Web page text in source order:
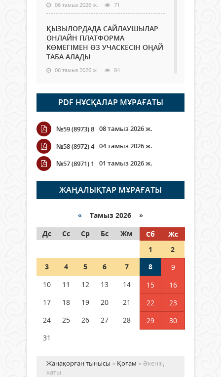
06 тамыз 2026 ж. 71
ҚЫЗЫЛОРДАДА САЙЛАУШЫЛАР
ОНЛАЙН ПЛАТФОРМА
КӨМЕГІМЕН ӨЗ УЧАСКЕСІН ОҢАЙ
ТАБА АЛАДЫ
06 тамыз 2026 ж. 84
Open Air: Қызылорда облысы
полиция департаменті 20
мыңнан астам көрерменнің
қауіпсіздігін қамтамасыз етті
06 тамыз 2026 ж.
Wi-Fi ҚАБЫРҒА АРҚЫЛЫ ҚАЛАЙ
ӨТЕДІ?
06 тамыз 2026 ж. 261
граждане Казахстана,
05 тамыз 2026 ж. 143
Шетелде жүрген Қазақстан
азаматтары қалай дауыс бере
PDF НҰСҚАЛАР МҰРАҒАТЫ
№59 (8973) 8 08 тамыз 2026 ж.
№58 (8972) 4 04 тамыз 2026 ж.
№57 (8971) 1
01 тамыз 2026 ж.
ЖАҢАЛЫҚТАР МҰРАҒАТЫ
« Тамыз 2026 »
Дс
Сс Ср Бс Жм Сб
Жс
1
2
3
4 5 6 7 8
9
10
11 12 13 14 15
16
17
18 19 20 21 22
23
24
25 26 27 28 29
30
31
Жаңақорған тынысы » Қоғам » Әкенің
хаты